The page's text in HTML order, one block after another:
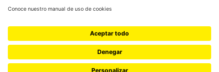
UNIVERSIDAD DE LOS ANDES | VIGILADA MINEDUCACIÓN. RECONOCIMIENTO
COMO UNIVERSIDAD: DECRETO 1297 DEL 30 DE MAYO DE 1964.